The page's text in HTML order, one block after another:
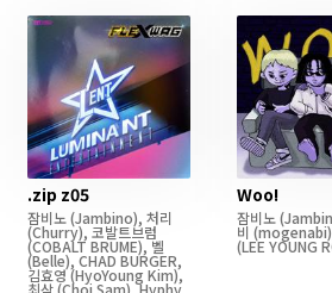
.zip z05
잠비노(Jambino), 처리
(Churry), 코발트브럼
(COBALT BRUME),벨
(Belle), CHAD BURGER,
김효영(HyoYoung Kim),
최삼(Choi Sam) ,Hyphy,
Woo!
잠비노
비 (mogenabi)
(LEE YOUNG